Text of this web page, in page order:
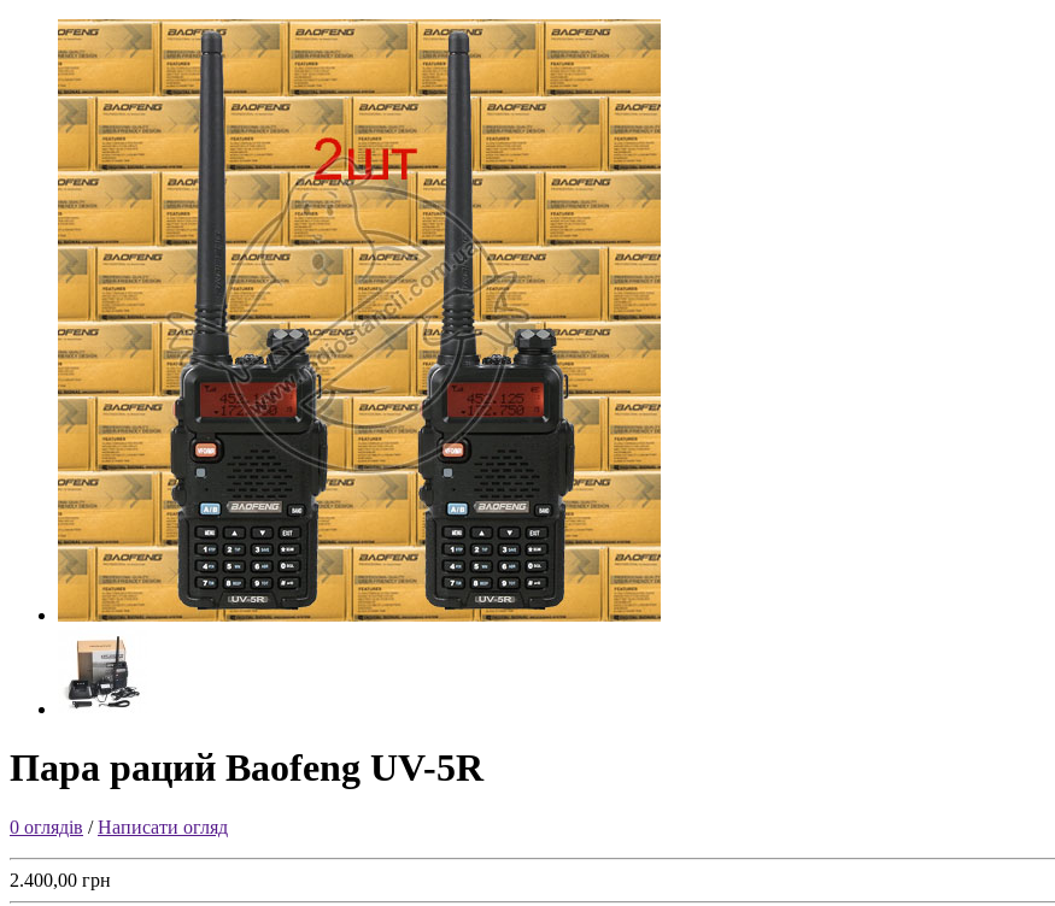
Пара раций Baofeng UV-5R
0 оглядів /Написати огляд
2.400,00 грн